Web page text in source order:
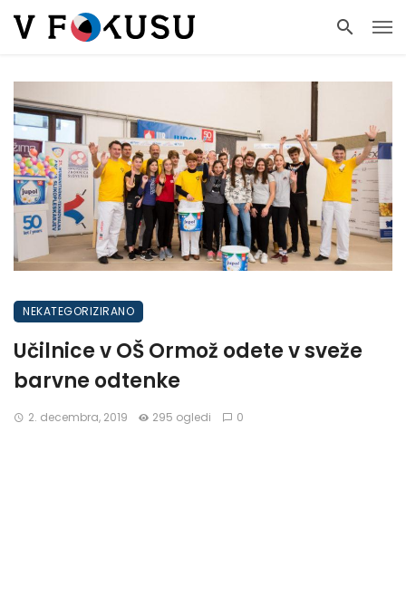
NEKATEGORIZIRANO
Učilnice v OŠ Ormož odete v sveže
barvne odtenke
2. decembra, 2019 295 ogledi 0